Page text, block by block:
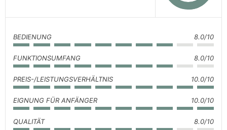
BEDIENUNG 8.0/10
FUNKTIONSUMFANG 8.0/10
PREIS-/LEISTUNGSVERHÄLTNIS 10.0/10
EIGNUNG FÜR ANFÄNGER 10.0/10
QUALITÄT 8.0/10